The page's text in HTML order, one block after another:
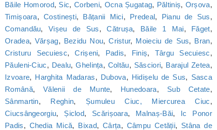
Băile Homorod, Sic, Corbeni, Ocna Șugatag, Păltiniș, Orșova,
Timișoara,Costinești, Bățanii Mici, Predeal, Pianu de Sus,
Comandău,Vișeu de Sus,Cătrușa, Băile 1 Mai, Făget,
Oradea, Vărșag, Bezidu Nou,Cristur, Moieciu de Sus, Bran,
Cristuru Secuiesc,Crișeni, Padis, Finiș, Târgu Secuiesc,
Păuleni-Ciuc, Dealu,Ghelința, Coltău, Săsciori, Barajul Zetea,
Izvoare, Harghita Madaras, Dubova, Hidișelu de Sus, Sasca
Română,Vălenii de Munte, Hunedoara, Sub Cetate,
Sânmartin, Reghin, Șumuleu Ciuc, Miercurea Ciuc,
Ciucsângeorgiu, Șiclod, Scărișoara, Malnaș-Băi, Ic Ponor
Padis, Chedia Mică, Bixad,Cârța, Câmpu Cetății, Stâna de